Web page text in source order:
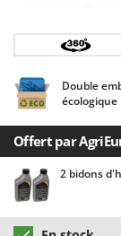
Cisailles à
Coupe-
Coupe-
Couveuses
Batavia
Beper
Berkel
Bernardi
Bertolini
Besser
Bestway
Double
écologique
Offert par
2 bidons